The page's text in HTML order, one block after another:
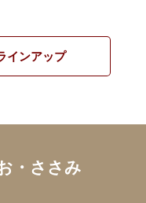
インアップ
・ささみ